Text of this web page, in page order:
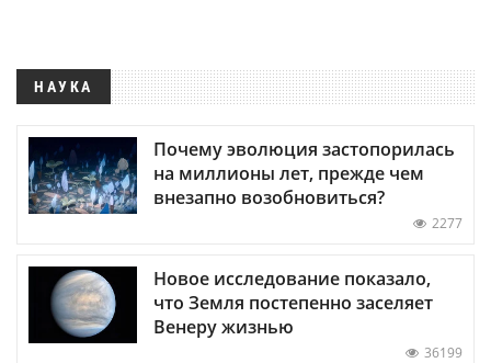
НАУКА
Почему эволюция застопорилась
на миллионы лет, прежде чем
внезапно возобновиться?
2277
Новое исследование показало,
что Земля постепенно заселяет
Венеру жизнью
36199